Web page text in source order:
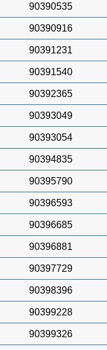
90390535
90390916
90391231
90391540
90392365
90393049
90393054
90394835
90395790
90396593
90396685
90396881
90397729
90398396
90399228
90399326